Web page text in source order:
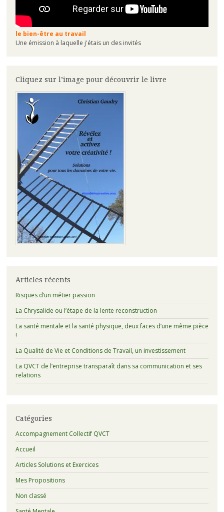
le bien-être au travail
Une émission à laquelle j'étais un des invités
Cliquez sur l’image pour découvrir le livre
Articles récents
Risques d’un métier passion
La Chrysalide ou l’étape de la lente reconstruction
La santé mentale et la santé physique, deux faces d’une même pièce
!
La Qualité de Vie et Conditions de Travail, un investissement
La QVCT de l’entreprise transparaît dans sa communication et ses
relations
Catégories
Accompagnement Collectif QVCT
Accueil
Articles Solutions et Exercices
Mes Propositions
Non classé